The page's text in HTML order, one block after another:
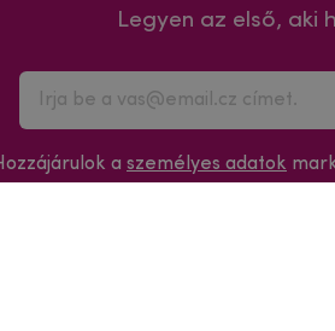
Legyen az első, aki
a személyes adatok